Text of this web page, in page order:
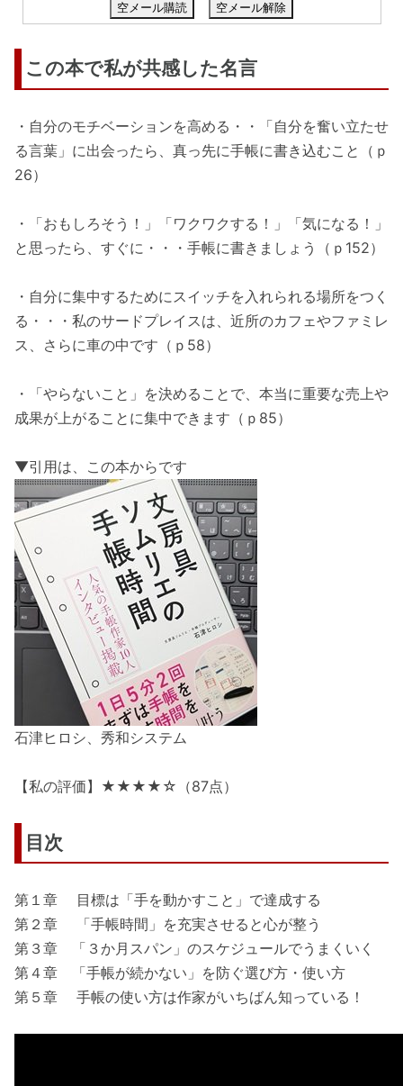
空メール購読 空メール解除
この本で私が共感した名言
・自分のモチベーションを高める・・「自分を奮い立たせ
る言葉」に出会ったら、真っ先に手帳に書き込むこと（ｐ
26）
・「おもしろそう！」「ワクワクする！」「気になる！」
と思ったら、すぐに・・・手帳に書きましょう（ｐ152）
・自分に集中するためにスイッチを入れられる場所をつく
る・・・私のサードプレイスは、近所のカフェやファミレ
ス、さらに車の中です（ｐ58）
・「やらないこと」を決めることで、本当に重要な売上や
成果が上がることに集中できます（ｐ85）
▼引用は、この本からです
石津ヒロシ、秀和システム
【私の評価】★★★★☆（87点）
目次
第１章 目標は「手を動かすこと」で達成する
第２章 「手帳時間」を充実させると心が整う
第３章 「３か月スパン」のスケジュールでうまくいく
第４章 「手帳が続かない」を防ぐ選び方・使い方
第５章 手帳の使い方は作家がいちばん知っている！